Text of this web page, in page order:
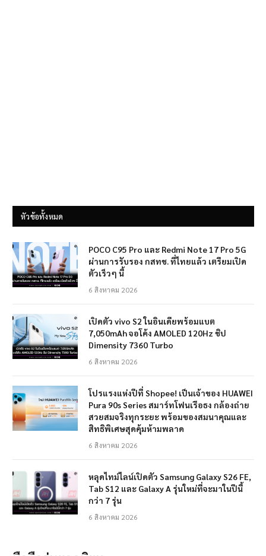
หัวข้อทั้งหมด
POCO C95 Pro และ Redmi Note 17 Pro 5G
ผ่านการรับรอง กสทช. ที่ไทยแล้ว เตรียมเปิด
ตัวเร็วๆ นี้
6 สิงหาคม 2026
เปิดตัว vivo S2 ในอินเดียพร้อมแบต
7,050mAh จอโค้ง AMOLED 120Hz ชิป
Dimensity 7360 Turbo
6 สิงหาคม 2026
โปรแรงแห่งปีที่ Shopee! เป็นเจ้าของ HUAWEI
Pura 90s Series สมาร์ทโฟนเรือธง กล้องถ่าย
สวยสมจริงทุกระยะ พร้อมของสมนาคุณและ
สิทธิพิเศษสุดคุ้มห้ามพลาด
6 สิงหาคม 2026
หลุดไทม์ไลน์เปิดตัว Samsung Galaxy S26 FE,
Tab S12 และ Galaxy A รุ่นใหม่ที่จะมาในปีนี้
กว่า 7 รุ่น
6 สิงหาคม 2026